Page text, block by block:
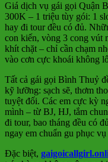
Giá dịch vụ gái gọi Quận
300K – 1 triệu tùy gói: 1
hay đi tour đều có đủ.
con kiến, vòng 3 cong vút
khít chặt – chỉ cần chạm
vào cơn cực khoái không
Tất cả gái gọi Bình Thuỷ
kỹ lưỡng: sạch sẽ, thơm
tuyệt đối. Các em cực kỳ
mình – từ BJ, HJ, tắm
đi tour, bao tháng đều có
ngay em chuẩn gu phục
Đặc biệt,